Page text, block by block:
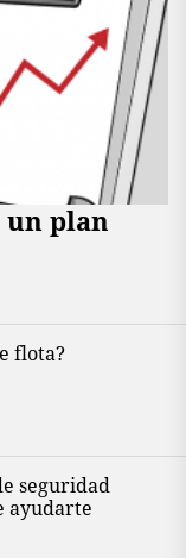
plan
flota?
seguridad
ayudarte